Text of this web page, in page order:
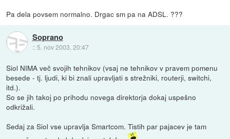
Pa dela povsem normalno. Drgac sm pa na ADSL. ???
Soprano
:: 5. nov 2003, 20:47
Siol NIMA več svojih tehnikov (vsaj ne tehnikov v pravem pomenu
besede - tj. ljudi, ki bi znali upravljati s strežniki, routerji, switchi,
itd.).
So se jih takoj po prihodu novega direktorja dokaj uspešno
odkrižali.
Sedaj za Siol vse upravlja Smartcom. Tistih par pajacev je tam